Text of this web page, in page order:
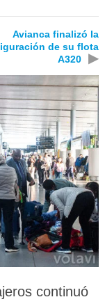
Avianca finalizó la
de su flota
A320
▶
continuó